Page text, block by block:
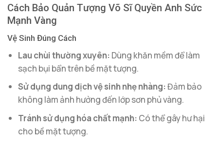
Cách Bảo Quản Tượng Võ Sĩ Quyền Anh Sức
Mạnh Vàng
Vệ Sinh Đúng Cách
Lau chùi thường xuyên: Dùng khăn mềm để làm
sạch bụi bẩn trên bề mặt tượng.
Sử dụng dung dịch vệ sinh nhẹ nhàng:Đảm bảo
không làm ảnh hưởng đến lớp sơn phủ vàng.
Tránh sử dụng hóa chất mạnh: Có thể gây hư hại
cho bề mặt tượng.